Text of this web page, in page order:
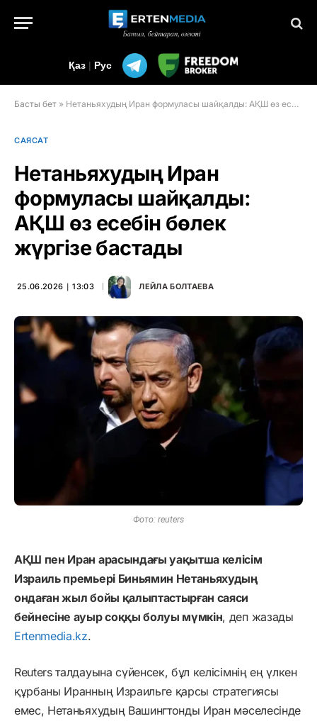
Қаз | Рус
Басты бет » Нетаньяхудың Иран формуласы шайқалды: АҚШ өз есебін бөлек жүргізе бастады
САЯСАТ
Нетаньяхудың Иран
формуласы шайқалды:
АҚШ өз есебін бөлек
жүргізе бастады
25.06.2026 ∣ 13:03 ЛЕЙЛА БОЛТАЕВА
Фото: reuters
АҚШ пен Иран арасындағы уақытша келісім
Израиль премьері Биньямин Нетаньяхудың
ондаған жыл бойы қалыптастырған саяси
бейнесіне ауыр соққы болуы мүмкін, деп жазады
Ertenmedia.kz.
Reuters талдауына сүйенсек, бұл келісімнің ең үлкен
құрбаны Иранның Израильге қарсы стратегиясы
емес, Нетаньяхудың Вашингтонды Иран мәселесінде